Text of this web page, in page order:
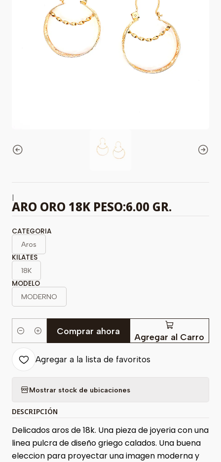
|
ARO ORO 18K PESO:6.00 GR.
CATEGORIA
Aros
KILATES
18K
MODELO
MODERNO
Cantidad Agregar al Carro
Comprar ahora
Agregar a la lista de favoritos
Mostrar stock de ubicaciones
DESCRIPCIÓN
Delicados aros de 18k. Una pieza de joyeria con una
linea pulcra de diseño griego calados. Una buena
eleccion para proyectar una imagen moderna y